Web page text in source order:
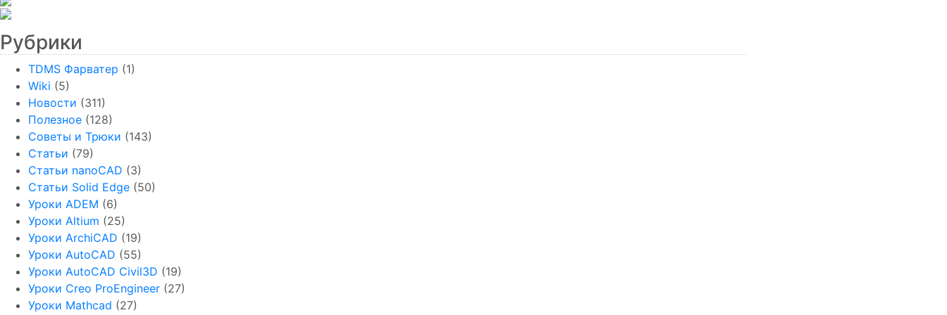
Рубрики
TDMS Фарватер (1)
Wiki (5)
Новости (311)
Полезное (128)
Советы и Трюки (143)
Статьи (79)
Статьи nanoCAD (3)
Статьи Solid Edge (50)
Уроки ADEM (6)
Уроки Altium (25)
Уроки ArchiCAD (19)
Уроки AutoCAD (55)
Уроки AutoCAD Civil3D (19)
Уроки Creo ProEngineer (27)
Уроки Mathcad (27)